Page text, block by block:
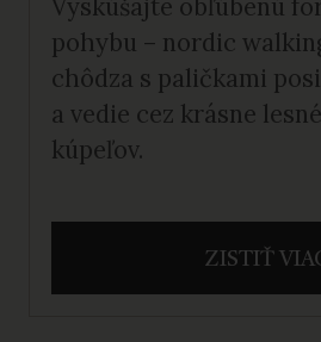
Vyskúšajte obľúbenú
pohybu – nordic
chôdza s paličkami
a vedie cez krásne
kúpeľov.
ZISTIŤ